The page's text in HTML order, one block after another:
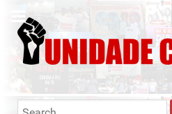
Search